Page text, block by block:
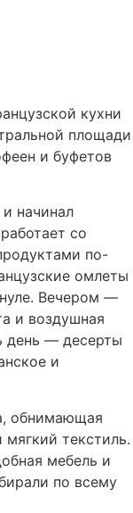
кухни
площади
и буфетов
начинал
со
по-
омлеты
Вечером —
и воздушная
день — десерты
и
обнимающая
мягкий текстиль.
мебель и
по всему